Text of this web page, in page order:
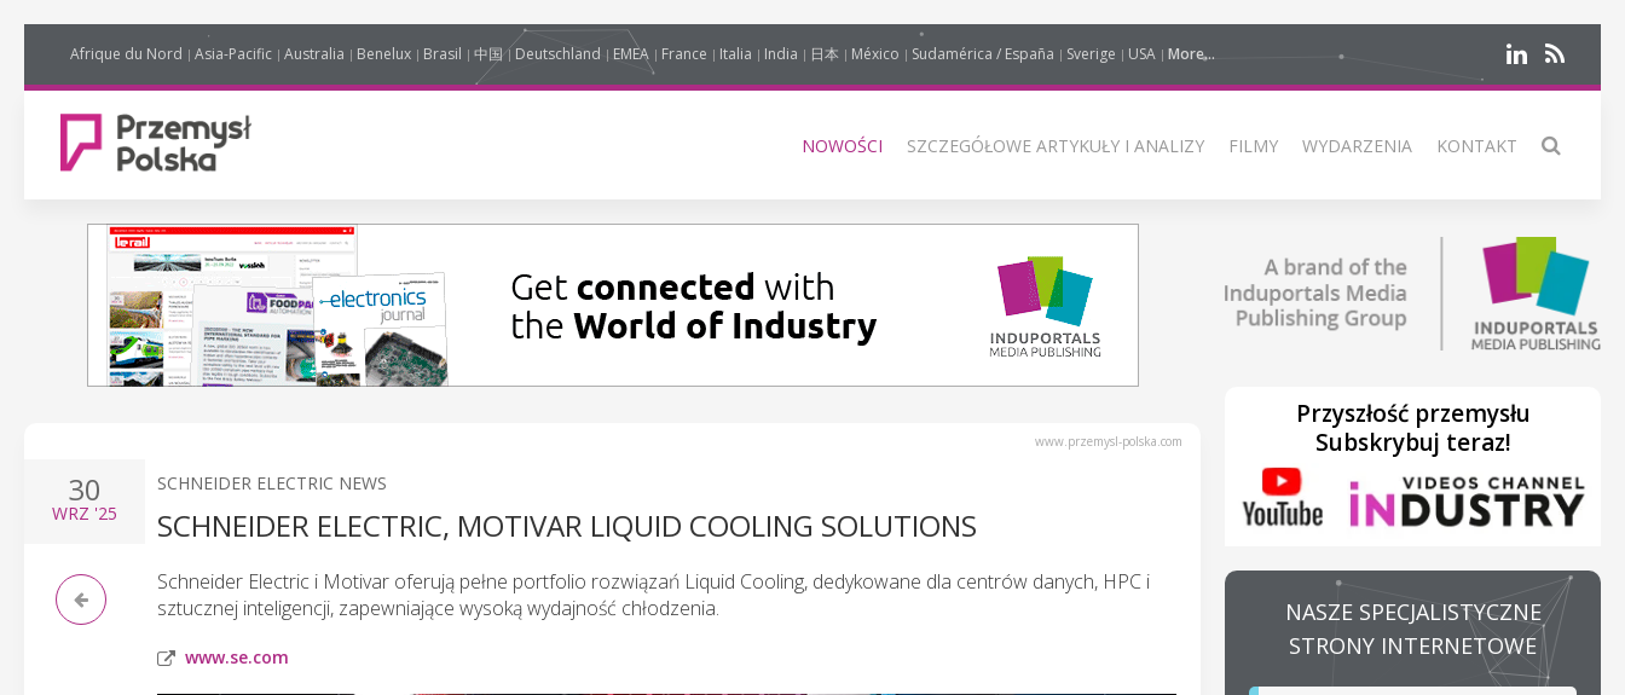
Afrique du Nord Asia-Pacific Australia Benelux Brasil 中国 Deutschland EMEA France Italia India 日本 México Sudamérica / España Sverige USA More...
NOWOŚCI SZCZEGÓŁOWE ARTYKUŁY I ANALIZY FILMY WYDARZENIA KONTAKT
www.przemysl-polska.com
30
WRZ '25
SCHNEIDER ELECTRIC NEWS
SCHNEIDER ELECTRIC, MOTIVAR LIQUID COOLING SOLUTIONS
Schneider Electric i Motivar oferują pełne portfolio rozwiązań Liquid Cooling, dedykowane dla centrów danych, HPC i
sztucznej inteligencji, zapewniające wysoką wydajność chłodzenia.
www.se.com
Przyszłość przemysłu
Subskrybuj teraz!
NASZE SPECJALISTYCZNE
STRONY INTERNETOWE